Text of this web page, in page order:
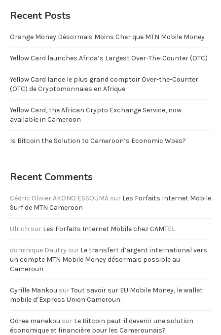
Recent Posts
Orange Money Désormais Moins Cher que MTN Mobile Money
Yellow Card launches Africa’s Largest Over-The-Counter (OTC)
Yellow Card lance le plus grand comptoir Over-the-Counter
(OTC) de Cryptomonnaies en Afrique
Yellow Card, the African Crypto Exchange Service, now
available in Cameroon
Is Bitcoin the Solution to Cameroon’s Economic Woes?
Recent Comments
Cédric Olivier AKONO ESSOUMA sur Les Forfaits Internet Mobile
Surf de MTN Cameroon
Ulrich sur Les Forfaits Internet Mobile chez CAMTEL
dominique Dautry sur Le transfert d’argent international vers
un compte MTN Mobile Money désormais possible au
Cameroun
Cyrille Mankou surTout savoir sur EU Mobile Money, le wallet
mobile d’Express Union Cameroun.
Odree manekou sur Le Bitcoin peut-il devenir une solution
économique et financière pour les Camerounais?